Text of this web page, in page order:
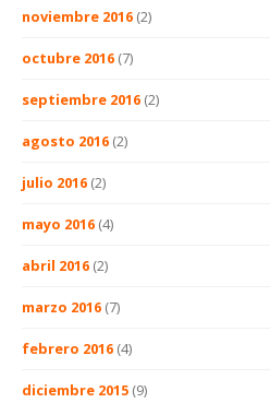
noviembre 2016 (2)
octubre 2016 (7)
septiembre 2016 (2)
agosto 2016 (2)
julio 2016 (2)
mayo 2016 (4)
abril 2016 (2)
marzo 2016 (7)
febrero 2016 (4)
diciembre 2015 (9)